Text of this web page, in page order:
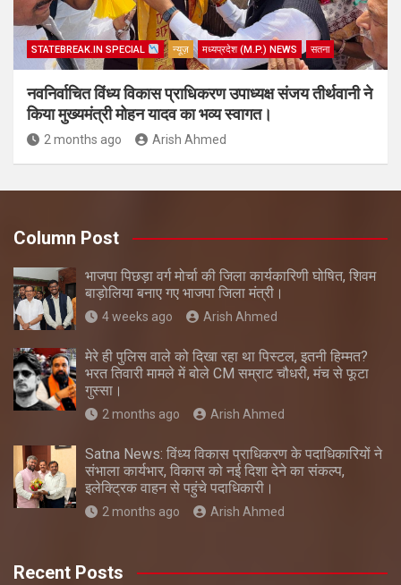
STATEBREAK.IN SPECIAL न्यूज़ मध्यप्रदेश (M.P.) NEWS सतना
नवनिर्वाचित विंध्य विकास प्राधिकरण उपाध्यक्ष संजय तीर्थवानी ने
किया मुख्यमंत्री मोहन यादव का भव्य स्वागत।
2 months ago Arish Ahmed
Column Post
भाजपा पिछड़ा वर्ग मोर्चा की जिला कार्यकारिणी घोषित, शिवम
बाड़ोलिया बनाए गए भाजपा जिला मंत्री।
4 weeks ago Arish Ahmed
मेरे ही पुलिस वाले को दिखा रहा था पिस्टल, इतनी हिम्मत?
भरत तिवारी मामले में बोले CM सम्राट चौधरी, मंच से फूटा
गुस्सा।
2 months ago Arish Ahmed
Satna News: विंध्य विकास प्राधिकरण के पदाधिकारियों ने
संभाला कार्यभार, विकास को नई दिशा देने का संकल्प,
इलेक्ट्रिक वाहन से पहुंचे पदाधिकारी।
2 months ago Arish Ahmed
Recent Posts